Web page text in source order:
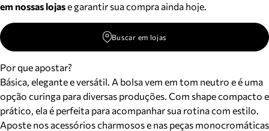
em nossas lojase garantir sua compra ainda hoje.
Buscar em lojas
Por que apostar?
Básica, elegante e versátil. A bolsa vem em tom neutro e é uma
opção curinga para diversas produções. Com shape compacto e
prático, ela é perfeita para acompanhar sua rotina com estilo.
Aposte nos acessórios charmosos e nas peças monocromáticas